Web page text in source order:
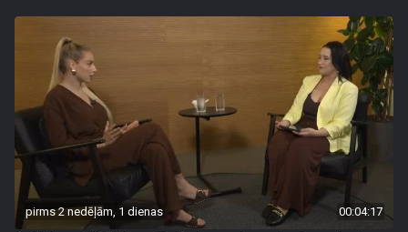
pirms 2 nedēļām, 1 dienas 00:04:17